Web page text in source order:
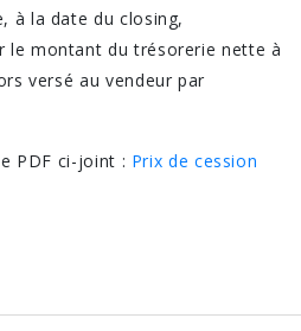
à la date du closing,
le montant du trésorerie nette à
versé au vendeur par
PDF ci-joint : Prix de cession